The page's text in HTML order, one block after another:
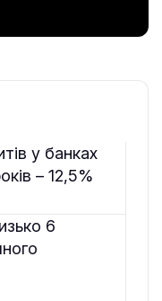
у банках
– 12,5%
6